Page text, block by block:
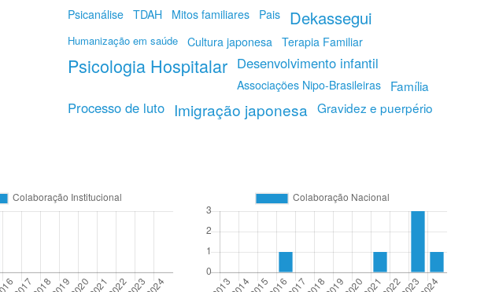
Psicanálise TDAH Mitos familiares Pais Dekassegui
Humanização em saúde Cultura japonesa Terapia Familiar
Psicologia Hospitalar Desenvolvimento infantil
Associações Nipo-Brasileiras Família
Processo de luto Imigração japonesa Gravidez e puerpério